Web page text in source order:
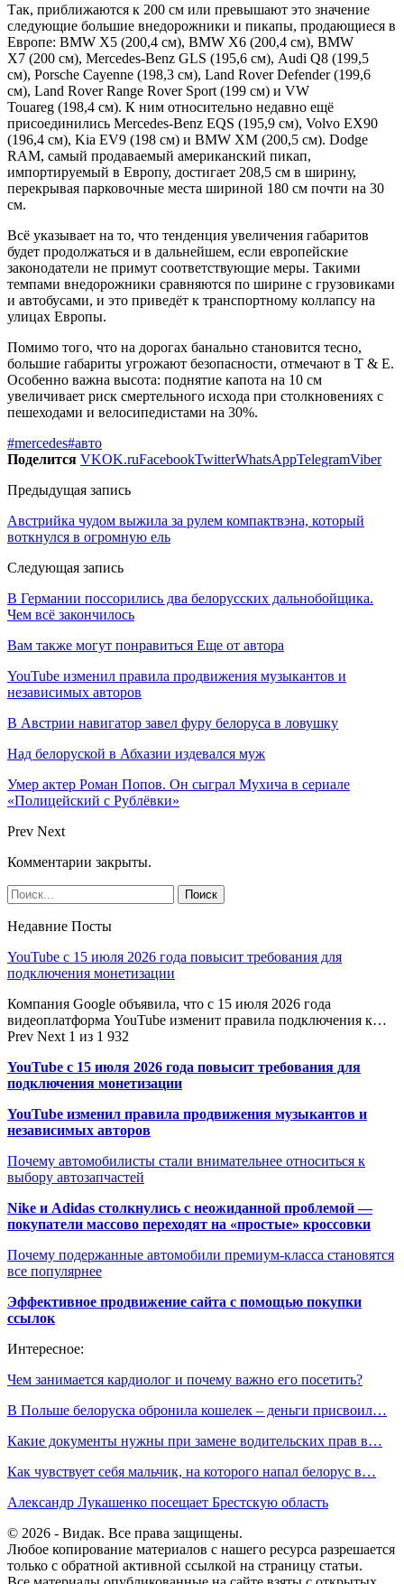
Так, приближаются к 200 см или превышают это значение
следующие большие внедорожники и пикапы, продающиеся в
Европе: BMW X5 (200,4 см), BMW X6 (200,4 см), BMW
X7 (200 см), Mercedes-Benz GLS (195,6 см), Audi Q8 (199,5
см), Porsche Cayenne (198,3 см), Land Rover Defender (199,6
см), Land Rover Range Rover Sport (199 см) и VW
Touareg (198,4 см). К ним относительно недавно ещё
присоединились Mercedes-Benz EQS (195,9 см), Volvo EX90
(196,4 см), Kia EV9 (198 см) и BMW XM (200,5 см). Dodge
RAM, самый продаваемый американский пикап,
импортируемый в Европу, достигает 208,5 см в ширину,
перекрывая парковочные места шириной 180 см почти на 30
см.
Всё указывает на то, что тенденция увеличения габаритов
будет продолжаться и в дальнейшем, если европейские
законодатели не примут соответствующие меры. Такими
темпами внедорожники сравняются по ширине с грузовиками
и автобусами, и это приведёт к транспортному коллапсу на
улицах Европы.
Помимо того, что на дорогах банально становится тесно,
большие габариты угрожают безопасности, отмечают в T & E.
Особенно важна высота: поднятие капота на 10 см
увеличивает риск смертельного исхода при столкновениях с
пешеходами и велосипедистами на 30%.
#mercedes#авто
Поделится VKOK.ruFacebookTwitterWhatsAppTelegramViber
Предыдущая запись
Австрийка чудом выжила за рулем компактвэна, который
воткнулся в огромную ель
Следующая запись
В Германии поссорились два белорусских дальнобойщика.
Чем всё закончилось
Вам также могут понравиться Еще от автора
YouTube изменил правила продвижения музыкантов и
независимых авторов
В Австрии навигатор завел фуру белоруса в ловушку
Над белоруской в Абхазии издевался муж
Умер актер Роман Попов. Он сыграл Мухича в сериале
«Полицейский с Рублёвки»
Prev Next
Комментарии закрыты.
Недавние Посты
YouTube с 15 июля 2026 года повысит требования для
подключения монетизации
Компания Google объявила, что с 15 июля 2026 года
видеоплатформа YouTube изменит правила подключения к…
Prev Next 1 из 1 932
YouTube с 15 июля 2026 года повысит требования для
подключения монетизации
YouTube изменил правила продвижения музыкантов и
независимых авторов
Почему автомобилисты стали внимательнее относиться к
выбору автозапчастей
Nike и Adidas столкнулись с неожиданной проблемой —
покупатели массово переходят на «простые» кроссовки
Почему подержанные автомобили премиум-класса становятся
все популярнее
Эффективное продвижение сайта с помощью покупки
ссылок
Интересное:
Чем занимается кардиолог и почему важно его посетить?
В Польше белоруска обронила кошелек – деньги присвоил…
Какие документы нужны при замене водительских прав в…
Как чувствует себя мальчик, на которого напал белорус в…
Александр Лукашенко посещает Брестскую область
© 2026 - Видак. Все права защищены.
Любое копирование материалов с нашего ресурса разрешается
только с обратной активной ссылкой на страницу статьи.